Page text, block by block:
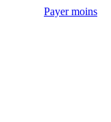
Payer moins